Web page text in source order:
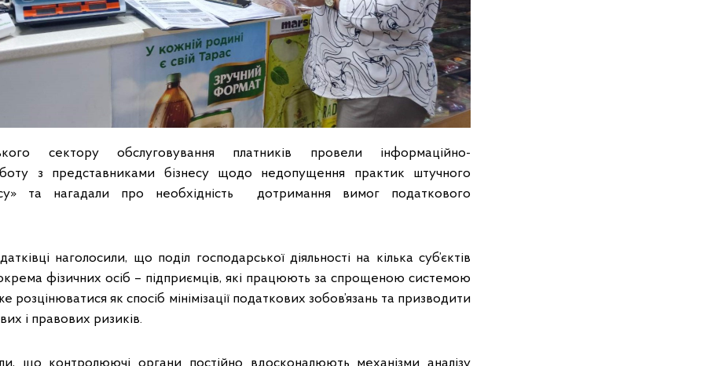
сектору обслуговування платників провели інформаційно-
з представниками бізнесу щодо недопущення практик штучного
та нагадали про необхідність дотримання вимог податкового
наголосили, що поділ господарської діяльності на кілька суб’єктів
фізичних осіб – підприємців, які працюють за спрощеною системою
розцінюватися як спосіб мінімізації податкових зобов’язань та призводити
і правових ризиків.
що контролюючі органи постійно вдосконалюють механізми аналізу